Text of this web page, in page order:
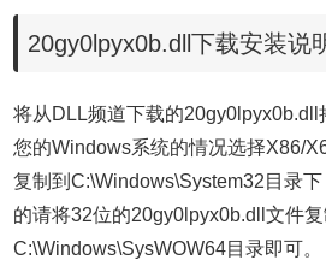
20gy0lpyx0b.dll下载安装说
将从DLL频道下载的20gy0lpyx0b.dll
您的Windows系统的情况选择X86/
复制到C:\Windows\System32目录
的请将32位的20gy0lpyx0b.dll文件复
C:\Windows\SysWOW64目录即可。